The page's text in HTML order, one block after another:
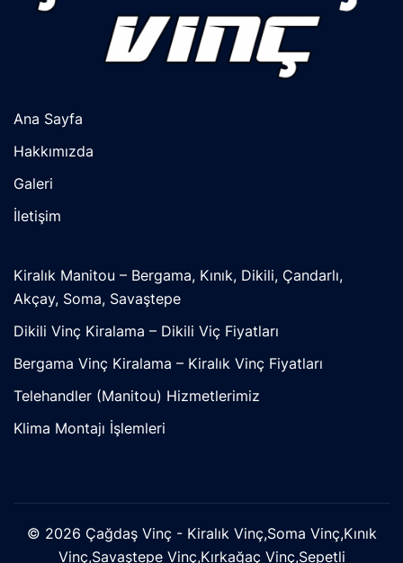
Ana Sayfa
Hakkımızda
Galeri
İletişim
Kiralık Manitou – Bergama, Kınık, Dikili, Çandarlı,
Akçay, Soma, Savaştepe
Dikili Vinç Kiralama – Dikili Viç Fiyatları
Bergama Vinç Kiralama – Kiralık Vinç Fiyatları
Telehandler (Manitou) Hizmetlerimiz
Klima Montajı İşlemleri
© 2026 Çağdaş Vinç - Kiralık Vinç,Soma Vinç,Kınık
Vinç,Savaştepe Vinç,Kırkağaç Vinç,Sepetli